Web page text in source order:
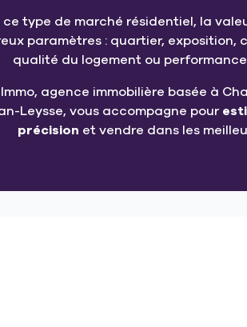
ce type de marché résidentiel, la
paramètres : quartier, exposition,
qualité du logement ou
agence immobilière basée à
Leysse, vous accompagne pour
précision et vendre dans les